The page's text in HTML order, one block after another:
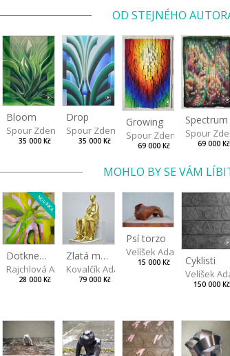
OD STEJNÉHO
Bloom
Spour Zdeněk
35 000 Kč
Drop
Spour Zdeněk
35 000 Kč
Growing
Spour Zdeněk
69 000 Kč
Spectrum
Spour
69 000 Kč
MOHLO BY SE VÁM
NOVINKA
Dotkneš-li se na správném místě
Rajchlová Alžběta
28 000 Kč
Zlatá máma
Kovalčík Adam
79 000 Kč
Psí torzo
Velíšek Adam
15 000 Kč Cyklisti
Velíšek
150 000 Kč